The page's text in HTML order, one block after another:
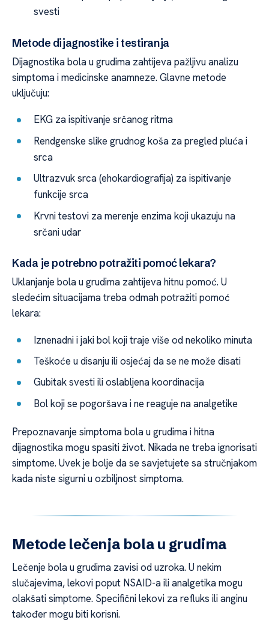
svesti
Metode dijagnostike i testiranja
Dijagnostika bola u grudima zahtijeva pažljivu analizu
simptoma i medicinske anamneze. Glavne metode
uključuju:
EKG za ispitivanje srčanog ritma
Rendgenske slike grudnog koša za pregled pluća i
srca
Ultrazvuk srca (ehokardiografija) za ispitivanje
funkcije srca
Krvni testovi za merenje enzima koji ukazuju na
srčani udar
Kada je potrebno potražiti pomoć lekara?
Uklanjanje bola u grudima zahtijeva hitnu pomoć. U
sledećim situacijama treba odmah potražiti pomoć
lekara:
Iznenadni i jaki bol koji traje više od nekoliko minuta
Teškoće u disanju ili osjećaj da se ne može disati
Gubitak svesti ili oslabljena koordinacija
Bol koji se pogoršava i ne reaguje na analgetike
Prepoznavanje simptoma bola u grudima i hitna
dijagnostika mogu spasiti život. Nikada ne treba ignorisati
simptome. Uvek je bolje da se savjetujete sa stručnjakom
kada niste sigurni u ozbiljnost simptoma.
Metode lečenja bola u grudima
Lečenje bola u grudima zavisi od uzroka. U nekim
slučajevima, lekovi poput NSAID-a ili analgetika mogu
olakšati simptome. Specifični lekovi za refluks ili anginu
također mogu biti korisni.